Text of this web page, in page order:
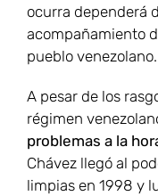
ocurra dependerá
acompañamiento
pueblo
A pesar de los
régimen
problemas a la
Chávez llegó al
limpias en 1998 y